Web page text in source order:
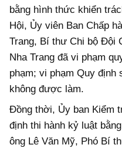
bằng hình thức khiển
Hội, Ủy viên Ban Chấp
Trang, Bí thư Chi bộ Đội
Nha Trang đã vi phạm
phạm; vi phạm Quy định
không được làm.
Đồng thời, Ủy ban Kiểm
định thi hành kỷ luật
ông Lê Văn Mỹ, Phó Bí